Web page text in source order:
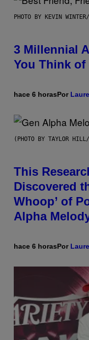
PHOTO BY KEVIN
3 Millennial
You Think of
hace 6 horasPor
(PHOTO BY TAYLOR
This
Discovered
Whoop’ of
Alpha
hace 6 horasPor